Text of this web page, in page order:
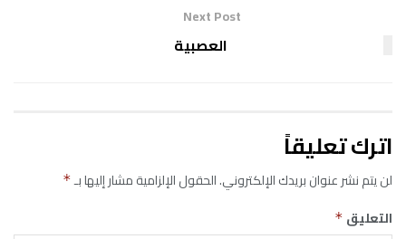
Next Post
العصبية
اترك تعليقاً
لن يتم نشر عنوان بريدك الإلكتروني.الحقول الإلزامية مشار إليها بـ*
التعليق *